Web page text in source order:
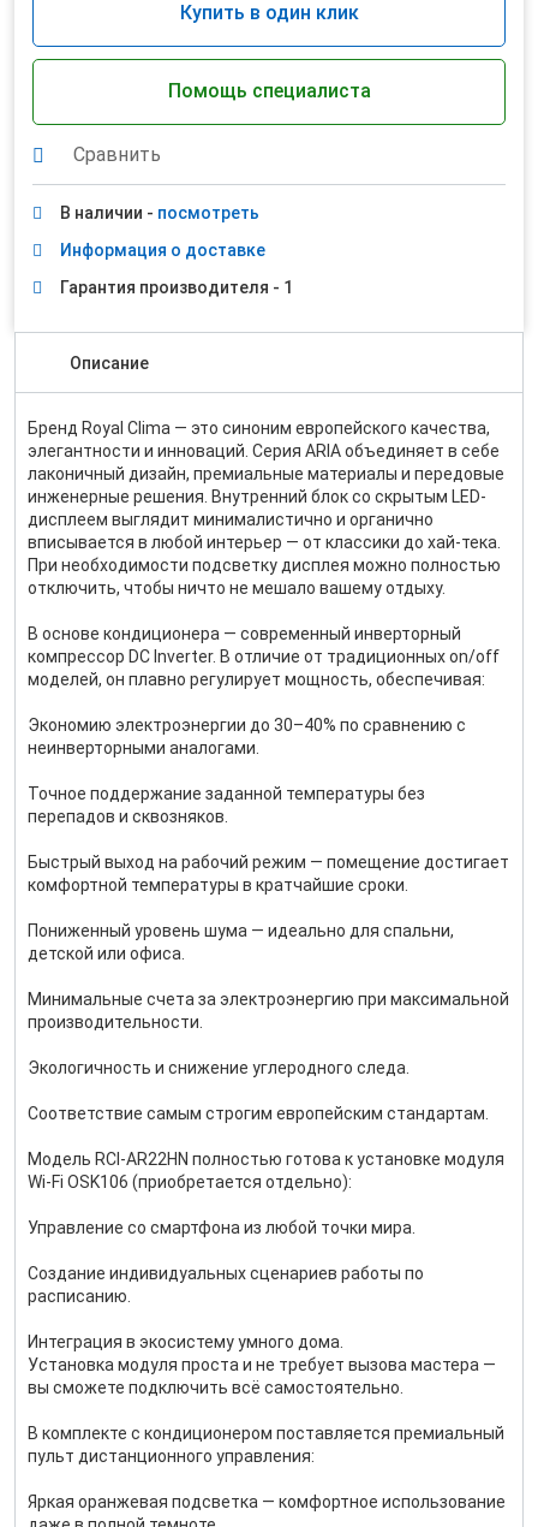
Купить в один клик
Помощь специалиста
Сравнить
В наличии - посмотреть
Информация о доставке
Гарантия производителя - 1
Описание
Бренд Royal Clima — это синоним европейского качества,
элегантности и инноваций. Серия ARIA объединяет в себе
лаконичный дизайн, премиальные материалы и передовые
инженерные решения. Внутренний блок со скрытым LED-
дисплеем выглядит минималистично и органично
вписывается в любой интерьер — от классики до хай-тека.
При необходимости подсветку дисплея можно полностью
отключить, чтобы ничто не мешало вашему отдыху.
В основе кондиционера — современный инверторный
компрессор DC Inverter. В отличие от традиционных on/off
моделей, он плавно регулирует мощность, обеспечивая:
Экономию электроэнергии до 30–40% по сравнению с
неинверторными аналогами.
Точное поддержание заданной температуры без
перепадов и сквозняков.
Быстрый выход на рабочий режим — помещение достигает
комфортной температуры в кратчайшие сроки.
Пониженный уровень шума — идеально для спальни,
детской или офиса.
Минимальные счета за электроэнергию при максимальной
производительности.
Экологичность и снижение углеродного следа.
Соответствие самым строгим европейским стандартам.
Модель RCI-AR22HN полностью готова к установке модуля
Wi-Fi OSK106 (приобретается отдельно):
Управление со смартфона из любой точки мира.
Создание индивидуальных сценариев работы по
расписанию.
Интеграция в экосистему умного дома.
Установка модуля проста и не требует вызова мастера —
вы сможете подключить всё самостоятельно.
В комплекте с кондиционером поставляется премиальный
пульт дистанционного управления:
Яркая оранжевая подсветка — комфортное использование